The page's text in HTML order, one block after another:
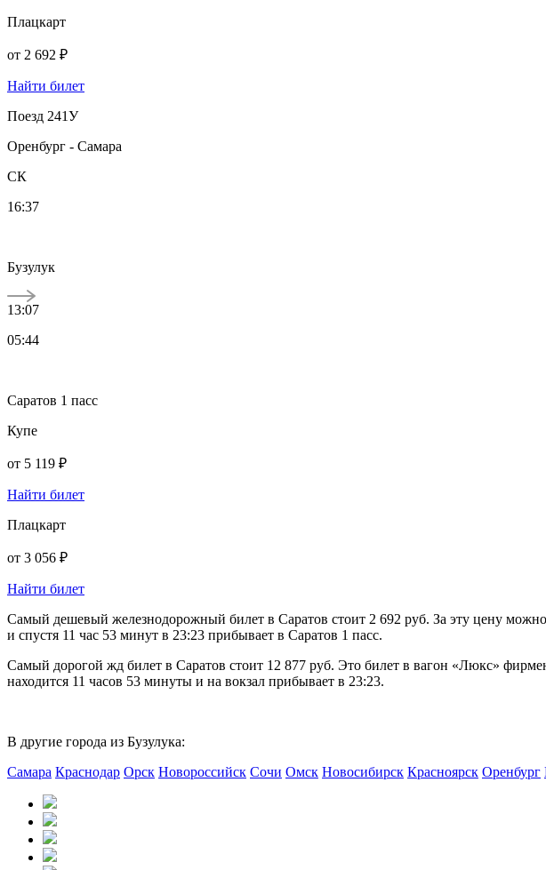
Плацкарт
от 2 692 ₽
Найти билет
Поезд 241У
Оренбург - Самара
СК
16:37
Бузулук
13:07
05:44
Саратов 1 пасс
Купе
от 5 119 ₽
Найти билет
Плацкарт
от 3 056 ₽
Найти билет
Самый дешевый железнодорожный билет в Саратов стоит 2 692 руб. За эту цену
и спустя 11 час 53 минут в 23:23 прибывает в Саратов 1 пасс.
Самый дорогой жд билет в Саратов стоит 12 877 руб. Это билет в вагон «Люкс»
находится 11 часов 53 минуты и на вокзал прибывает в 23:23.
В другие города из Бузулука:
Самара Краснодар Орск Новороссийск Сочи Омск Новосибирск Красноярск Оренбург